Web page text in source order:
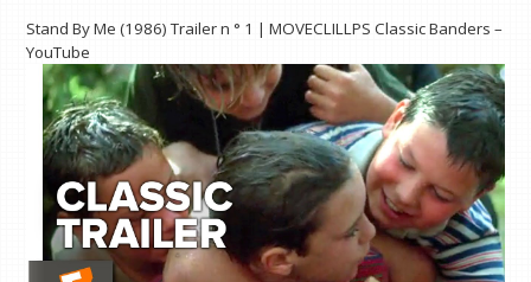
Stand By Me (1986) Trailer n ° 1 | MOVECLILLPS Classic Banders –
YouTube